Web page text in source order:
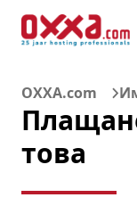
OXXA.com
това